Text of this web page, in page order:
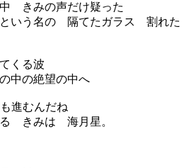
きみの声だけ疑った
いう名の 隔てたガラス 割れた
くる波
の絶望の中へ
進むんだね
きみは 海月星。